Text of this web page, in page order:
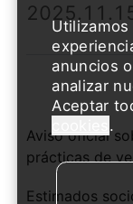
Aviso oficial
prácticas de
Estimados
anuncios
analizar
Aceptar
.